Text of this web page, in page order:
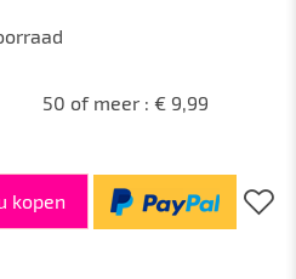
50 of meer : € 9,99
kopen